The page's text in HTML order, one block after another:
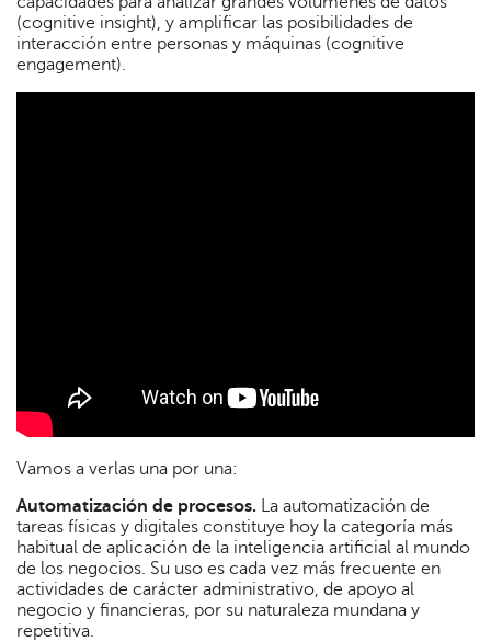
(cognitive insight), y amplificar las posibilidades de
interacción entre personas y máquinas (cognitive
engagement).
Vamos a verlas una por una:
Automatización de procesos. La automatización de
tareas físicas y digitales constituye hoy la categoría más
habitual de aplicación de la inteligencia artificial al mundo
de los negocios. Su uso es cada vez más frecuente en
actividades de carácter administrativo, de apoyo al
negocio y financieras, por su naturaleza mundana y
repetitiva.